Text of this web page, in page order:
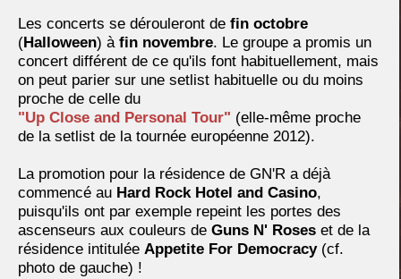
Les concerts se dérouleront de fin octobre
(Halloween) à fin novembre. Le groupe a promis un
concert différent de ce qu'ils font habituellement, mais
on peut parier sur une setlist habituelle ou du moins
proche de celle du
"Up Close and Personal Tour" (elle-même proche
de la setlist de la tournée européenne 2012).
La promotion pour la résidence de GN'R a déjà
commencé au Hard Rock Hotel and Casino,
puisqu'ils ont par exemple repeint les portes des
ascenseurs aux couleurs de Guns N' Roses et de la
résidence intitulée Appetite For Democracy(cf.
photo de gauche) !